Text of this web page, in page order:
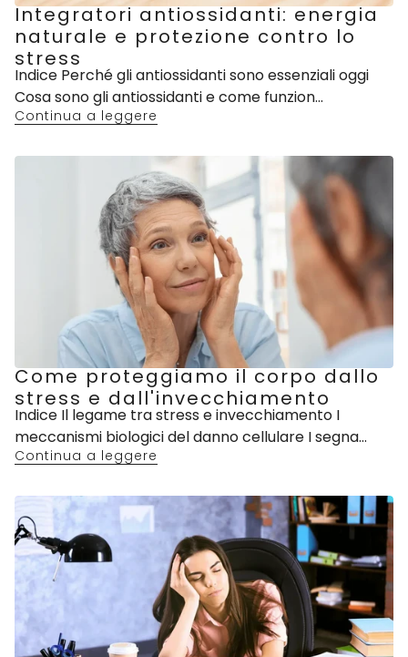
Integratori antiossidanti: energia
naturale e protezione contro lo
stress
Indice Perché gli antiossidanti sono essenziali oggi
Cosa sono gli antiossidanti e come funzion...
Continua a leggere
Come proteggiamo il corpo dallo
stress e dall'invecchiamento
Indice Il legame tra stress e invecchiamento I
meccanismi biologici del danno cellulare I segna...
Continua a leggere